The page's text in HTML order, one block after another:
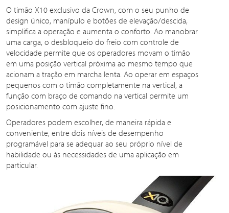
O timão X10 exclusivo da Crown, com o seu punho de
design único, manípulo e botões de elevação/descida,
simplifica a operação e aumenta o conforto. Ao manobrar
uma carga, o desbloqueio do freio com controle de
velocidade permite que os operadores movam o timão
em uma posição vertical próxima ao mesmo tempo que
acionam a tração em marcha lenta. Ao operar em espaços
pequenos com o timão completamente na vertical, a
função com braço de comando na vertical permite um
posicionamento com ajuste fino.
Operadores podem escolher, de maneira rápida e
conveniente, entre dois níveis de desempenho
programável para se adequar ao seu próprio nível de
habilidade ou às necessidades de uma aplicação em
particular.